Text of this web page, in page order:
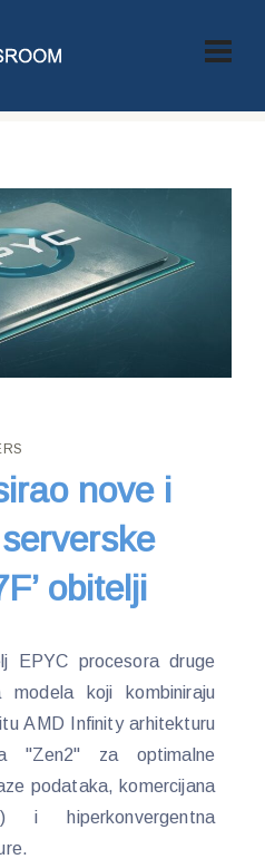
AMD JE LANSIRAO NOVE I BRŽE
‘7F’ OBITELJI
nove i
obitelji
EPYC procesora druge
koji kombiniraju
AMD Infinity arhitekturu
"Zen2" za optimalne
podataka, komercijana
i hiperkonvergentna